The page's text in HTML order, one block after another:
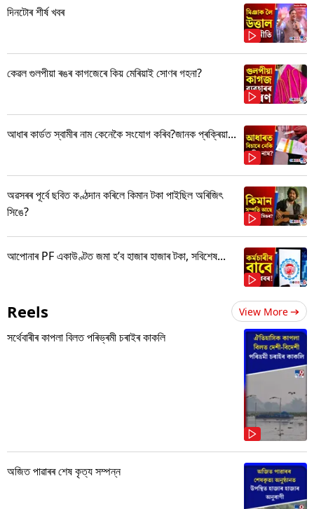
দিনটোৰ শীৰ্ষ খবৰ
কেৱল গুলপীয়া ৰঙৰ কাগজেৰে কিয় মেৰিয়াই সোণৰ গহনা?
আধাৰ কাৰ্ডত স্বামীৰ নাম কেনেকৈ সংযোগ কৰিব?জানক প্ৰক্ৰিয়া...
অৱসৰৰ পূৰ্বে ছবিত কণ্ঠদান কৰিলে কিমান টকা পাইছিল অৰিজিৎ
সিঙে?
আপোনাৰ PF একাউণ্টত জমা হ’ব হাজাৰ হাজাৰ টকা, সবিশেষ...
Reels View More
সৰ্থেবাৰীৰ কাপলা বিলত পৰিভ্ৰমী চৰাইৰ কাকলি
অজিত পাৱাৰৰ শেষ কৃত্য সম্পন্ন